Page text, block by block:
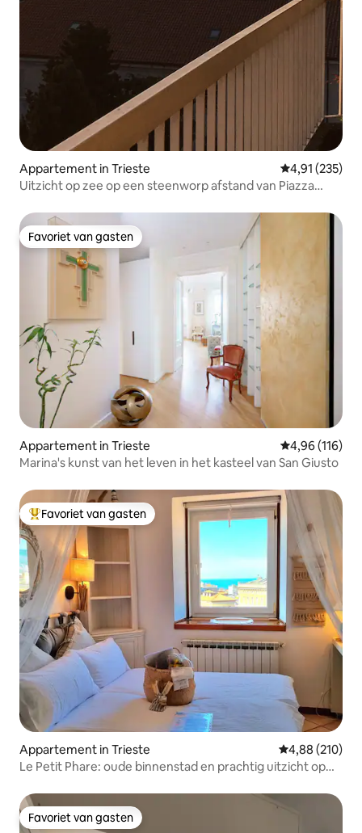
Appartement in Trieste Gemiddelde
4,91 (235)
Uitzicht op zee op een steenworp afstand van Piazza
Favoriet van gasten
Favoriet van gasten
Appartement in Trieste Gemiddelde
4,96 (116)
Marina's kunst van het leven in het kasteel van San Giusto
Topfavoriet van gasten
Favoriet van gasten
Appartement in Trieste Gemiddelde
4,88 (210)
Le Petit Phare: oude binnenstad en prachtig uitzicht op
Favoriet van gasten
Favoriet van gasten